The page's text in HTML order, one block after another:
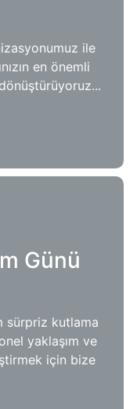
ile
en önemli
Günü
sürpriz kutlama
yaklaşım ve
için bize